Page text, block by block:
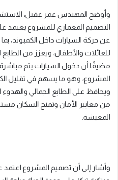
وأوضح المهندس عمر عقيل،
التصميم المعماري للمشروع يعتمد
عن حركة السيارات داخل الكمبوند،
للعائلات والأطفال، ويعزز من
مضيفًا أن دخول السيارات يتم
المشروع، وهو ما يسهم في تقليل
ويحافظ على الطابع الجمالي والهدوء
من معايير الأمان وتمنح السكان
المعيشة.
وأشار إلى أن تصميم المشروع